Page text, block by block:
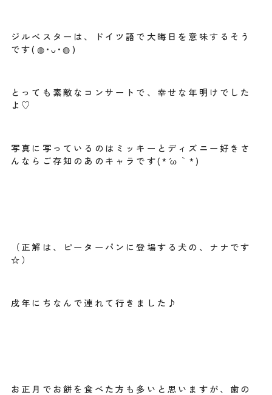
ジルベスターは、ドイツ語で大晦日を意味するそう
です(◍•ᴗ•◍)
とっても素敵なコンサートで、幸せな年明けでした
よ♡
写真に写っているのはミッキーとディズニー好きさ
んならご存知のあのキャラです(*´ω｀*)
（正解は、ピーターパンに登場する犬の、ナナです
☆）
戌年にちなんで連れて行きました♪
お正月でお餅を食べた方も多いと思いますが、歯の